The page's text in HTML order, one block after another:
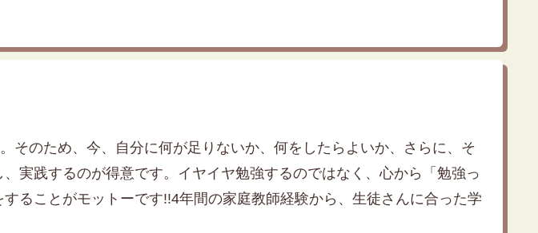
そのため、今、自分に何が足りないか、何をしたらよいか、さらに、そ
実践するのが得意です。イヤイヤ勉強するのではなく、心から「勉強っ
ることがモットーです!!4年間の家庭教師経験から、生徒さんに合った学